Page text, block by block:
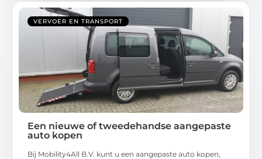
VERVOER EN TRANSPORT
Een nieuwe of tweedehandse aangepaste
auto kopen
Bij Mobility4All B.V. kunt u een aangepaste auto kopen,